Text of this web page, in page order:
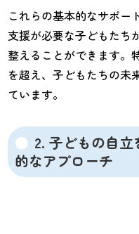
これらの基本的なサポー
支援が必要な子どもたち
整えることができます。
を超え、子どもたちの未
ています。
2. 子どもの自
的なアプローチ